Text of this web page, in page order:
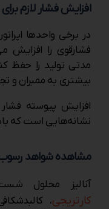
افزایش فشار لازم
در برخی واحدها
فشارقوی را افزایش
مدتی تولید را حفظ
بیشتری به ممبران و
افزایش پیوسته
نشانه‌هایی است که
مشاهده شواهد
آنالیز محلول
کارتریجی،